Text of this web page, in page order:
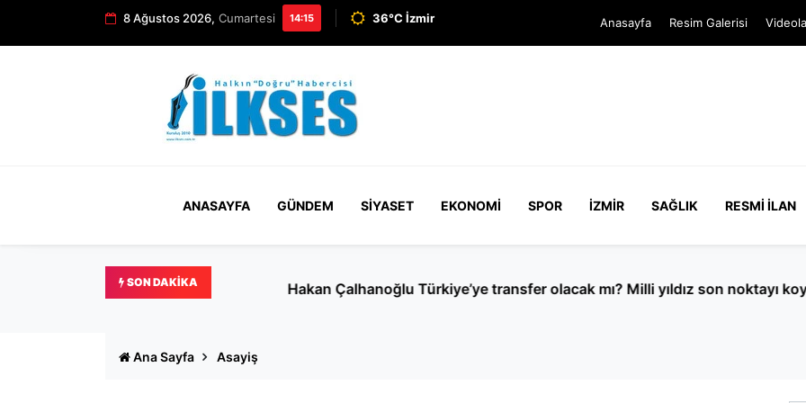
8 Ağustos 2026, Cumartesi 14:15 36°C İzmir Anasayfa Resim Galerisi
ANASAYFA GÜNDEM SIYASET EKONOMI SPOR İZMIR SAĞLIK RESMI İLAN
SON DAKIKA Hakan Çalhanoğlu Türkiye’ye transfer olacak mı? Milli yıldız son noktayı koydu!
Ana Sayfa Asayiş